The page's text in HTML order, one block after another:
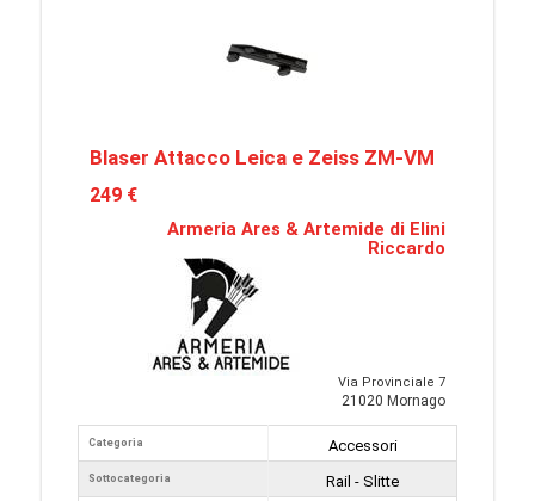
Blaser Attacco Leica e Zeiss ZM-VM
249 €
Armeria Ares & Artemide di Elini
Riccardo
Via Provinciale 7
21020 Mornago
Categoria
Sottocategoria
Accessori
Rail - Slitte